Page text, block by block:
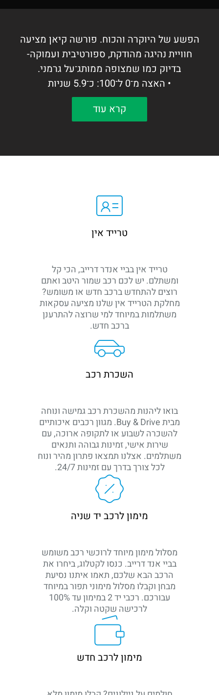
הפשע של היוקרה והכוח. פורשה קיאן מציעה
חוויית נהיגה מהודקת, ספורטיבית ועמוקה-
בדיוק כמו שמצופה ממותג־על גרמני.
• האצה מ־0 ל־100: כ־5.9 שניות
• מנוע 3.0 ל׳ טורבו חזק ובטוח
• תא נוסעים יוקרתי ומדויק כמו שעון שווייצרי
קדמי ואחורי עם מצלמה, בורר מצבי נהיגה
חשמליים מלאים+זכרונות חימום מושבים.
ונשמה של מכונית־על. כל דגם נבנה בהנדסה
גרמנית מוקפדת שמעניקה תחושת שליטה
ואיכות שאין שנייה לה. זו מכונית שבכל נסיעה
מזכירה לנהג שהוא בוחר להוביל- לא לעקוב
קרא עוד
טרייד אין
טרייד אין בביי אנדר דרייב, הכי קל
ומשתלם. יש לכם רכב שמור היטב ואתם
רוצים להתחדש ברכב חדש או משומש?
מחלקת הטרייד אין שלנו מציעה עסקאות
משתלמות במיוחד למי שרוצה להתרענן
ברכב חדש.
השכרת רכב
בואו ליהנות מהשכרת רכב גמישה ונוחה
מבית Buy & Drive. מגוון רכבים איכותיים
להשכרה לשבוע או לתקופה ארוכה, עם
שירות אישי, זמינות גבוהה ותנאים
משתלמים. אצלנו תמצאו פתרון מהיר ונוח
לכל צורך בדרך עם זמינות 24/7.
מימון לרכב יד שניה
מסלול מימון מיוחד לרוכשי רכב משומש
בביי אנד דרייב. כנסו לקטלוג, ביחרו את
הרכב הבא שלכם, תאמו איתנו נסיעת
מבחן וקבלו מסלול מימוני תפור במיוחד
עבורכם. רכבי יד 2 במימון עד 100%
לרכישה שקטה וקלה.
מימון לרכב חדש